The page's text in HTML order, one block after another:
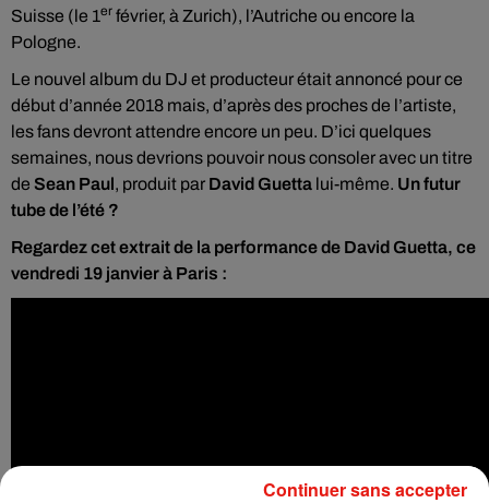
Suisse (le 1er février, à Zurich), l’Autriche ou encore la
Pologne.
Le nouvel album du DJ et producteur était annoncé pour ce
début d’année 2018 mais, d’après des proches de l’artiste,
les fans devront attendre encore un peu. D’ici quelques
semaines, nous devrions pouvoir nous consoler avec un titre
de Sean Paul, produit par David Guetta lui-même. Un futur
tube de l’été ?
Regardez cet extrait de la performance de David Guetta, ce
vendredi 19 janvier à Paris :
Continuer sans accepter